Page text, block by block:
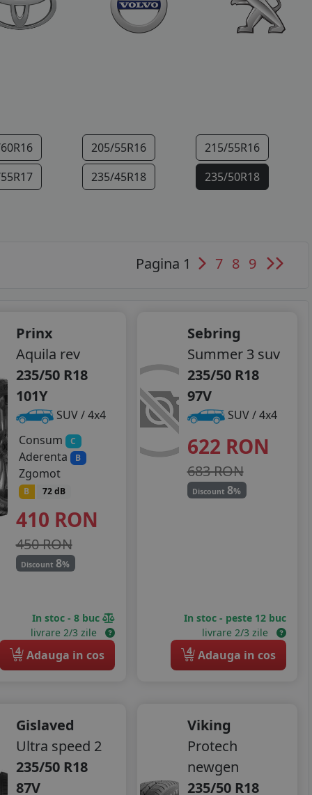
205/55R16
215/55R16
235/45R18
235/50R18
Pagina 1 7 8 9
Prinx
Aquila rev
235/50 R18
101Y
SUV / 4x4
Consum
C
Aderenta B
Zgomot
B 72 dB
410 RON
450 RON
Discount8%
In stoc - 8 buc
livrare 2/3 zile
4 Adauga in cos
Sebring
Summer 3 suv
235/50 R18
97V
SUV / 4x4
622 RON
683 RON
Discount8%
In stoc - peste 12 buc
livrare 2/3 zile
4 Adauga in cos
Gislaved
Ultra speed 2
235/50 R18
87V
Viking
Protech
newgen
235/50 R18